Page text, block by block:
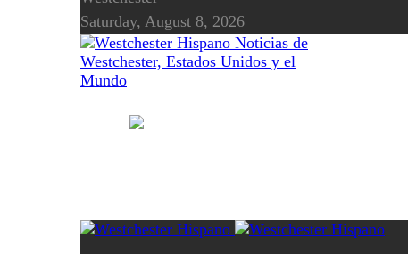
Saturday, August 8, 2026
Noticias de
Westchester, Estados Unidos y el
Mundo